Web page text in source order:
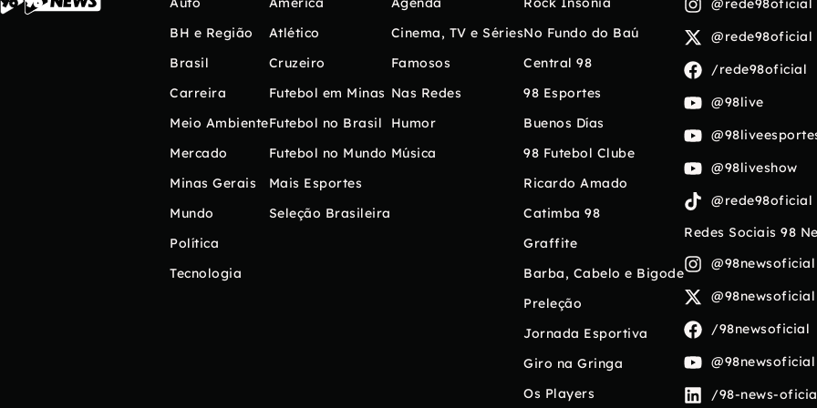
BH e Região
Brasil
Carreira
Meio Ambiente
Mercado
Minas Gerais
Mundo
Política
Tecnologia
Atlético
Cruzeiro
Futebol em Minas
Futebol no Brasil
Futebol no Mundo
Mais Esportes
Seleção Brasileira
Cinema, TV e Séries
Famosos
Nas Redes
Humor
Música
No Fundo do Baú
Central 98
98 Esportes
Buenos Días
98 Futebol Clube
Ricardo Amado
Catimba 98
Graffite
Barba, Cabelo e Bigode
Preleção
Jornada Esportiva
Giro na Gringa
Os Players
@rede98oficial
@rede98oficial
/rede98oficial
@98live
@98liveshow
@rede98oficial
Redes Sociais 98
@98newsoficial
@98newsoficial
/98newsoficial
@98newsoficial
/98-news-